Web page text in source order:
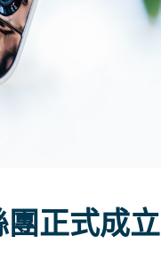
團正式成立